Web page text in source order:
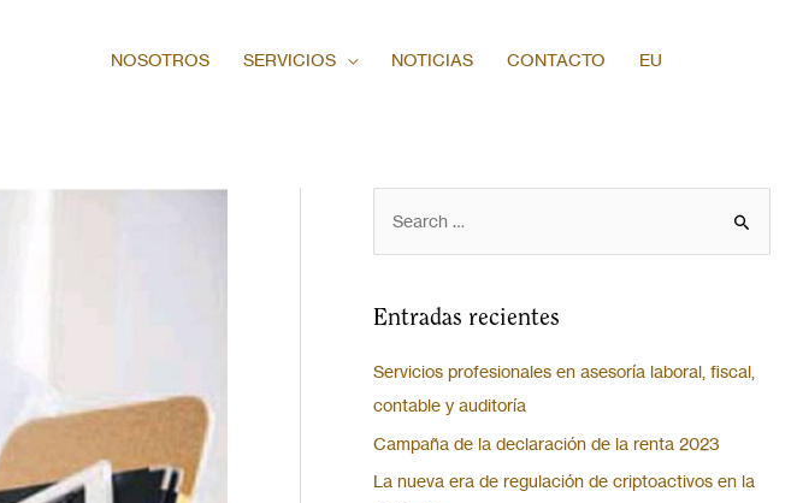
NOSOTROS SERVICIOS NOTICIAS CONTACTO EU
Entradas recientes
Servicios profesionales en asesoría laboral, fiscal,
contable y auditoría
Campaña de la declaración de la renta 2023
La nueva era de regulación de criptoactivos en la